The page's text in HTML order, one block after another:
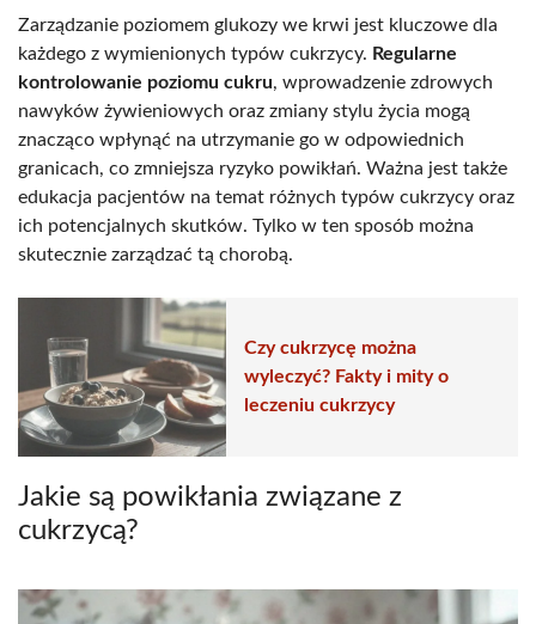
Zarządzanie poziomem glukozy we krwi jest kluczowe dla
każdego z wymienionych typów cukrzycy. Regularne
kontrolowanie poziomu cukru, wprowadzenie zdrowych
nawyków żywieniowych oraz zmiany stylu życia mogą
znacząco wpłynąć na utrzymanie go w odpowiednich
granicach, co zmniejsza ryzyko powikłań. Ważna jest także
edukacja pacjentów na temat różnych typów cukrzycy oraz
ich potencjalnych skutków. Tylko w ten sposób można
skutecznie zarządzać tą chorobą.
Czy cukrzycę można
wyleczyć? Fakty i mity o
leczeniu cukrzycy
Jakie są powikłania związane z
cukrzycą?